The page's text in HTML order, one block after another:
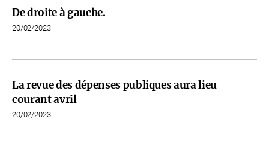
De droite à gauche.
20/02/2023
La revue des dépenses publiques aura lieu
courant avril
20/02/2023